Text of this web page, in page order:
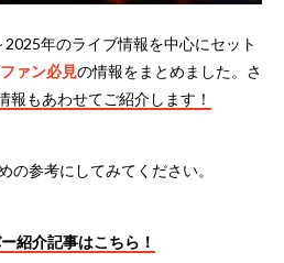
年のライブ情報を中心にセット
ファン必見の情報をまとめました。さ
報もあわせてご紹介します！
の参考にしてみてください。
紹介記事はこちら！